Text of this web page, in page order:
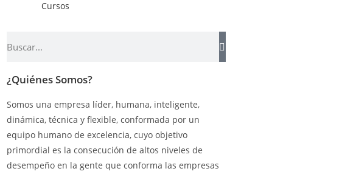
Cursos
¿Quiénes Somos?
Somos una empresa líder, humana, inteligente,
dinámica, técnica y flexible, conformada por un
equipo humano de excelencia, cuyo objetivo
primordial es la consecución de altos niveles de
desempeño en la gente que conforma las empresas